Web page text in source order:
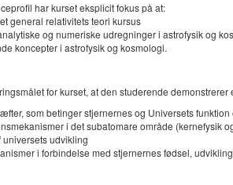
har kurset eksplicit fokus på at:
general relativitets teori kursus
og numeriske udregninger i astrofysik og
koncepter i astrofysik og kosmologi.
for kurset, at den studerende demonstrerer
som betinger stjernernes og Universets
i det subatomare område (kernefysik
udvikling
i forbindelse med stjernernes fødsel,